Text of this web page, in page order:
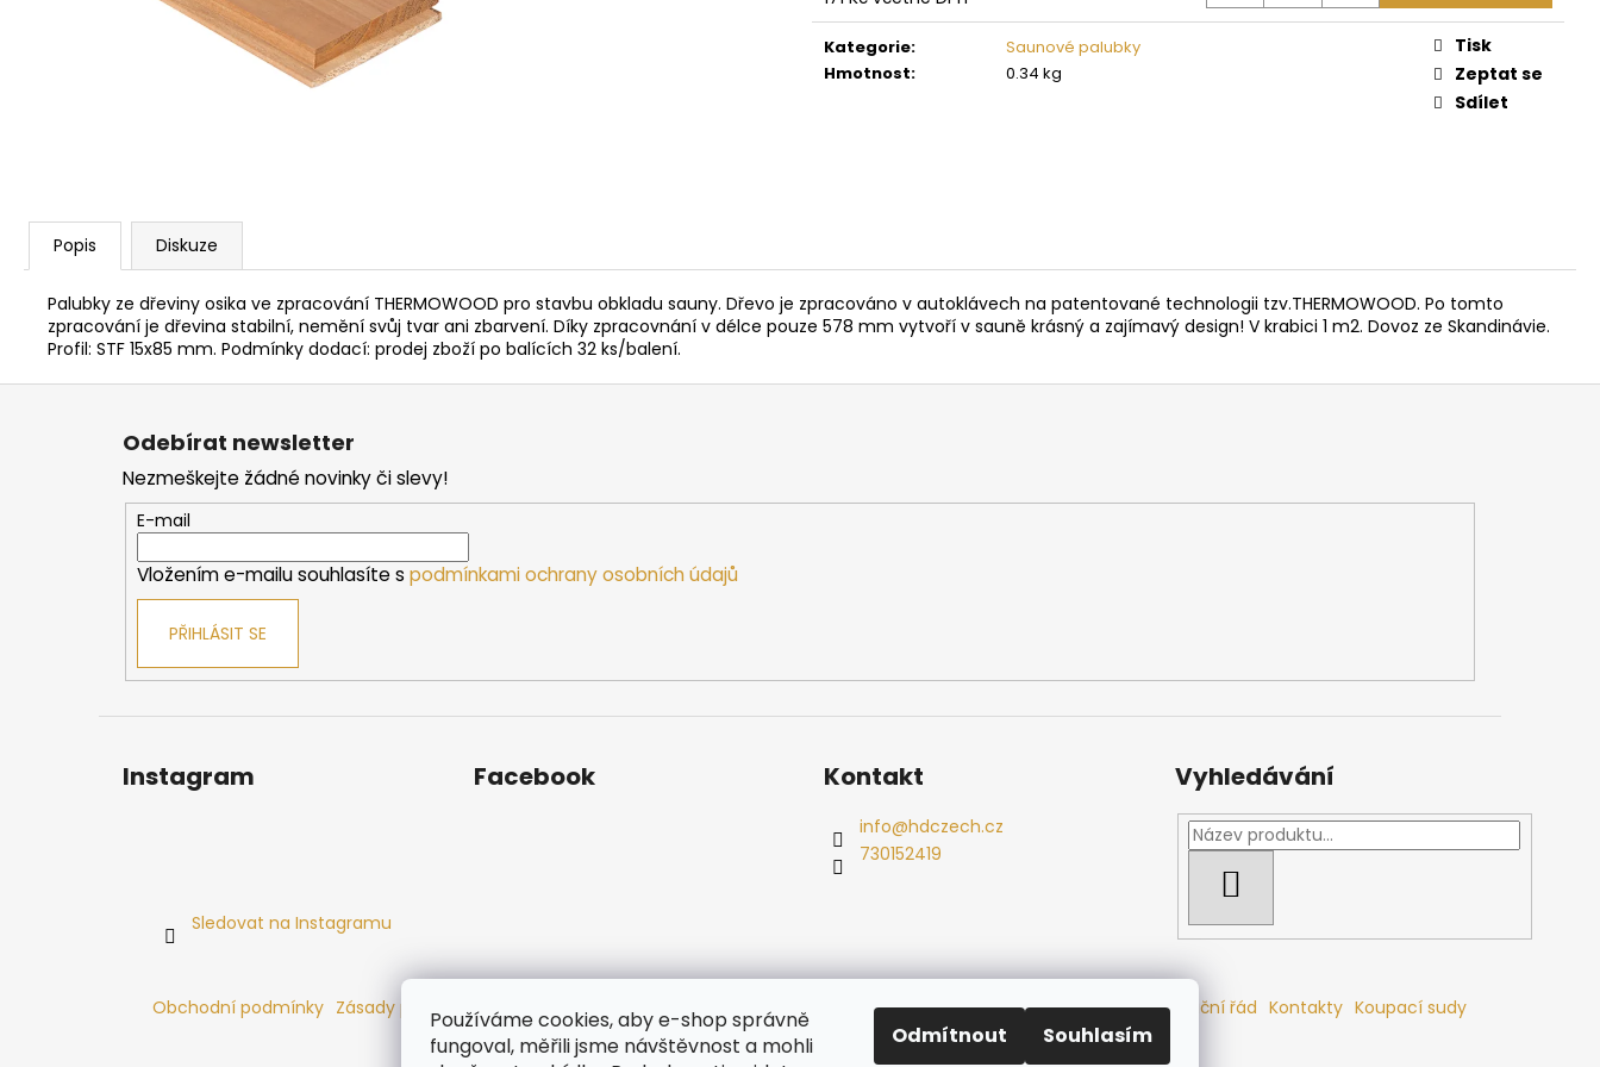
Používáme cookies, aby e-shop správně
fungoval, měřili jsme návštěvnost a mohli
Odmítnout Souhlasím
Měrná
cena:
Kategorie:
Saunové palubky
Hmotnost: 0.34 kg
Tisk
Zeptat se
Sdílet
Popis Diskuze
Palubky ze dřeviny osika ve zpracování THERMOWOOD pro stavbu obkladu sauny. Dřevo je zpracováno v autoklávech na patentované technologii tzv.THERMOWOOD. Po tomto
zpracování je dřevina stabilní, nemění svůj tvar ani zbarvení. Díky zpracovnání v délce pouze 578 mm vytvoří v sauně krásný a zajímavý design! V krabici 1 m2. Dovoz ze Skandinávie.
Profil: STF 15x85 mm. Podmínky dodací: prodej zboží po balících 32 ks/balení.
PARAFÍNOVÝ IMPREGNAČNÍ OLEJ
HARVIA, 500 ML
SAUNOVÁ KAMNA NA DŘEVO HARVIA SAUNOVÁ KAMNA NA DŘEVO HARVIA
LINEAR 16
Z
Odebírat newsletter
Nezmeškejte žádné novinky či slevy!
E-mail
Vložením e-mailu souhlasíte s podmínkami ochrany osobních údajů
PŘIHLÁSIT SE
Instagram
Sledovat na Instagramu
Facebook Kontakt
info@hdczech.cz
730152419
Vyhledávání
Obchodní podmínky Zásady používání cookies Ochrana osobních údajů Dřevěné sauny Odstoupení od smlouvy Reklamační řád Kontakty Koupací sudy
Radiátory